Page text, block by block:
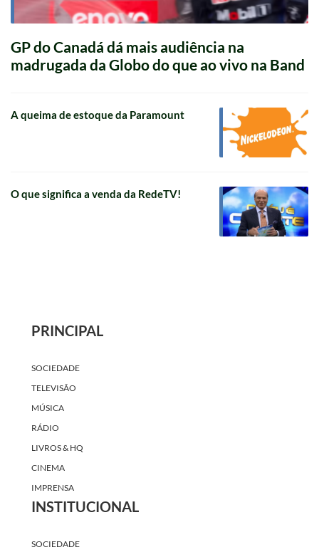
GP do Canadá dá mais audiência na
madrugada da Globo do que ao vivo na Band
A queima de estoque da Paramount
O que significa a venda da RedeTV!
PRINCIPAL
SOCIEDADE
TELEVISÃO
MÚSICA
RÁDIO
LIVROS & HQ
CINEMA
IMPRENSA
INSTITUCIONAL
SOCIEDADE